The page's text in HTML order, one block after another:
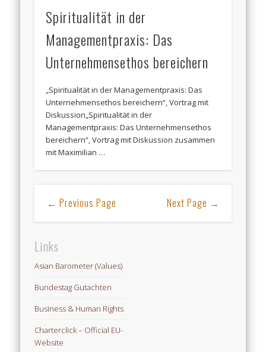
Spiritualität in der
Managementpraxis: Das
Unternehmensethos bereichern
„Spiritualität in der Managementpraxis: Das
Unternehmensethos bereichern“, Vortrag mit
Diskussion„Spiritualität in der
Managementpraxis: Das Unternehmensethos
bereichern“, Vortrag mit Diskussion zusammen
mit Maximilian …
← Previous Page Next Page →
Links
Asian Barometer (Values)
Bundestag Gutachten
Business & Human Rights
Charterclick – Official EU-
Website